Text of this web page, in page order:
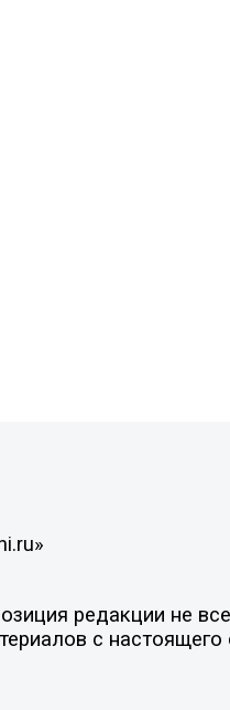
редакции не
с